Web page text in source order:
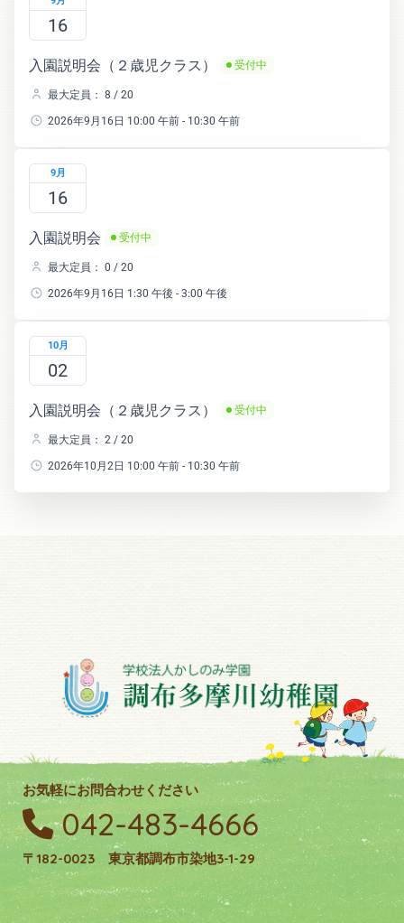
16
入園説明会（２歳児クラス） 受付中
最大定員： 8 / 20
2026年9月16日 10:00 午前 - 10:30 午前
9月
16
入園説明会 受付中
最大定員： 0 / 20
2026年9月16日 1:30 午後 - 3:00 午後
10月
02
入園説明会（２歳児クラス） 受付中
最大定員： 2 / 20
2026年10月2日 10:00 午前 - 10:30 午前
お気軽にお問合わせください
042-483-4666
〒182-0023 東京都調布市染地3-1-29